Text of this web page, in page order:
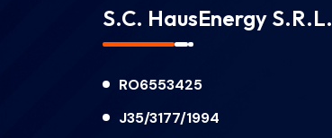
S.C. HausEnergy S.R.L.
RO6553425
J35/3177/1994